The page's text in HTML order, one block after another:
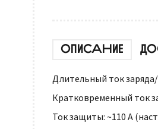
ОПИСАНИЕ
Длительный ток заряда/
Кратковременный ток
Ток защиты: ~110 А